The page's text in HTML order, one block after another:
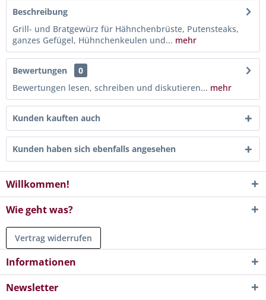
Beschreibung
Grill- und Bratgewürz für Hähnchenbrüste, Putensteaks,
ganzes Gefügel, Hühnchenkeulen und... mehr
Bewertungen
0
Bewertungen lesen, schreiben und diskutieren... mehr
Kunden kauften auch
Kunden haben sich ebenfalls angesehen
Willkommen!
Wie geht was?
Vertrag widerrufen
Informationen
Newsletter